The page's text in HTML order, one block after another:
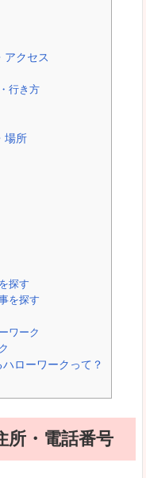
アクセス
行き方
場所
探す
を探す
ワーク
ローワークって？
所・電話番号